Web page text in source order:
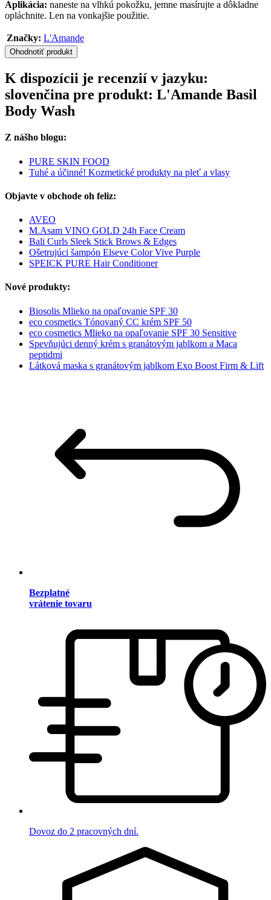
Aplikácia: naneste na vlhkú pokožku, jemne masírujte a dôkladne
opláchnite. Len na vonkajšie použitie.
Značky: L'Amande
Ohodnotiť produkt
K dispozícii je recenzií v jazyku:
slovenčina pre produkt: L'Amande Basil
Body Wash
Z nášho blogu:
PURE SKIN FOOD
Tuhé a účinné! Kozmetické produkty na pleť a vlasy
Objavte v obchode oh feliz:
AVEO
M.Asam VINO GOLD 24h Face Cream
Bali Curls Sleek Stick Brows & Edges
Ošetrujúci šampón Elseve Color Vive Purple
SPEICK PURE Hair Conditioner
Nové produkty:
Biosolis Mlieko na opaľovanie SPF 30
eco cosmetics Tónovaný CC krém SPF 50
eco cosmetics Mlieko na opaľovanie SPF 30 Sensitive
Spevňujúci denný krém s granátovým jablkom a Maca
peptidmi
Látková maska s granátovým jablkom Exo Boost Firm & Lift
Bezplatné
vrátenie tovaru
Dovoz do 2 pracovných dní.